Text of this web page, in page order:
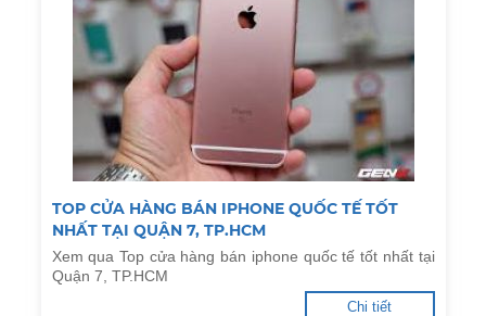
TOP CỬA HÀNG BÁN IPHONE QUỐC TẾ TỐT
NHẤT TẠI QUẬN 7, TP.HCM
Xem qua Top cửa hàng bán iphone quốc tế tốt nhất tại
Quận 7, TP.HCM
Chi tiết